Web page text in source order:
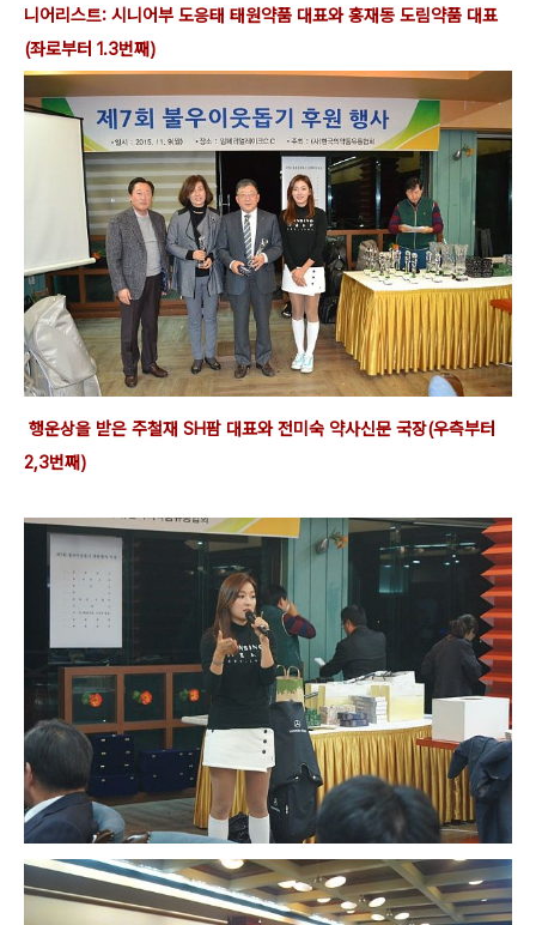
니어리스트: 시니어부 도응태 태원약품 대표와 홍재동 도림약품 대표
(좌로부터 1.3번째)
행운상을 받은 주철재 SH팜 대표와 전미숙 약사신문 국장(우측부터
2,3번째)